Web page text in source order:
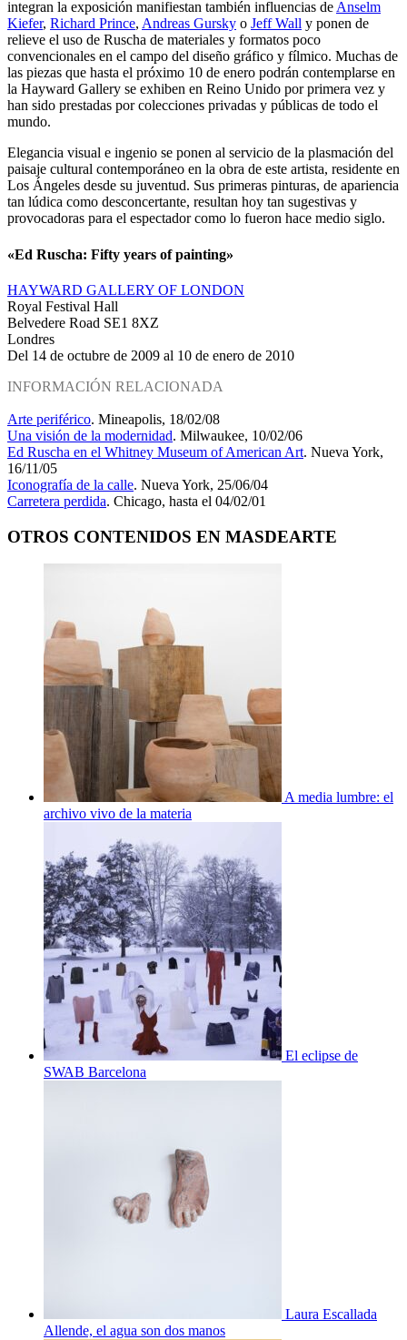
integran la exposición manifiestan también influencias deAnselm
Kiefer, Richard Prince, Andreas Gursky o Jeff Wall y ponen de
relieve el uso de Ruscha de materiales y formatos poco
convencionales en el campo del diseño gráfico y fílmico. Muchas de
las piezas que hasta el próximo 10 de enero podrán contemplarse en
la Hayward Gallery se exhiben en Reino Unido por primera vez y
han sido prestadas por colecciones privadas y públicas de todo el
mundo.
Elegancia visual e ingenio se ponen al servicio de la plasmación del
paisaje cultural contemporáneo en la obra de este artista, residente en
Los Ángeles desde su juventud. Sus primeras pinturas, de apariencia
tan lúdica como desconcertante, resultan hoy tan sugestivas y
provocadoras para el espectador como lo fueron hace medio siglo.
«Ed Ruscha: Fifty years of painting»
HAYWARD GALLERY OF LONDON
Royal Festival Hall
Belvedere Road SE1 8XZ
Londres
Del 14 de octubre de 2009 al 10 de enero de 2010
INFORMACIÓN RELACIONADA
Arte periférico. Mineapolis, 18/02/08
Una visión de la modernidad. Milwaukee, 10/02/06
Ed Ruscha en el Whitney Museum of American Art. Nueva York,
16/11/05
Iconografía de la calle. Nueva York, 25/06/04
Carretera perdida. Chicago, hasta el 04/02/01
OTROS CONTENIDOS EN MASDEARTE
A media lumbre: el
archivo vivo de la materia
El eclipse de
SWAB Barcelona
Laura Escallada
Allende, el agua son dos manos